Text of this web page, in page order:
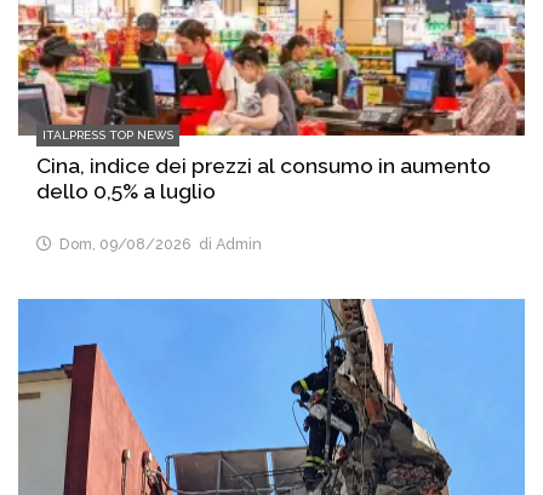
ITALPRESS TOP NEWS
Cina, indice dei prezzi al consumo in aumento
dello 0,5% a luglio
Dom, 09/08/2026 di Admin